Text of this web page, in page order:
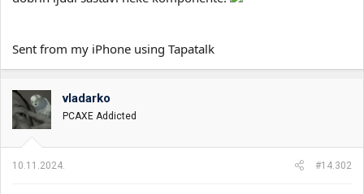
Sent from my iPhone using Tapatalk
vladarko
PCAXE Addicted
10.11.2024. #14.302